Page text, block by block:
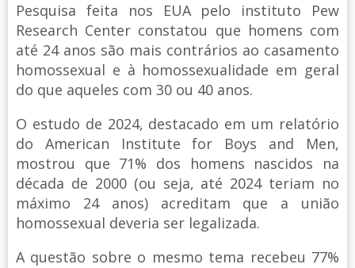
Pesquisa feita nos EUA pelo instituto Pew
Research Center constatou que homens com
até 24 anos são mais contrários ao casamento
homossexual e à homossexualidade em geral
do que aqueles com 30 ou 40 anos.
O estudo de 2024, destacado em um relatório
do American Institute for Boys and Men,
mostrou que 71% dos homens nascidos na
década de 2000 (ou seja, até 2024 teriam no
máximo 24 anos) acreditam que a união
homossexual deveria ser legalizada.
A questão sobre o mesmo tema recebeu 77%